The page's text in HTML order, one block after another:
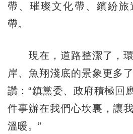
帶、璀璨文化帶、繽紛
帶。
現在，道路整潔了，環
岸、魚翔淺底的景象更多
讚：“鎮黨委、政府積極回
件事辦在我們心坎裏，讓
溫暖。”